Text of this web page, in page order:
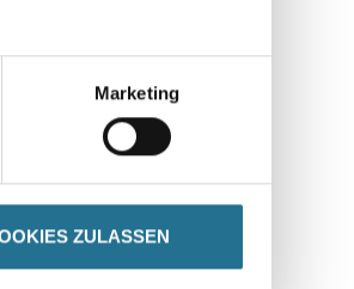
Marketing
ZULASSEN